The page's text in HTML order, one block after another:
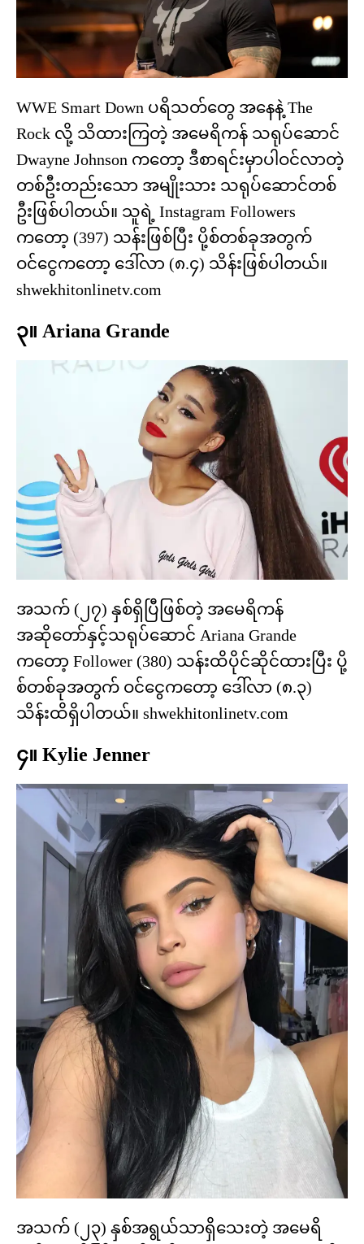
WWE Smart Down ပရိသတ်တွေ အနေနဲ့ The
Rock လို့ သိထားကြတဲ့ အမေရိကန် သရုပ်ဆောင်
Dwayne Johnson ကတော့ ဒီစာရင်းမှာပါဝင်လာတဲ့
တစ်ဦးတည်းသော အမျိုးသား သရုပ်ဆောင်တစ်
ဦးဖြစ်ပါတယ်။ သူရဲ့ Instagram Followers
ကတော့ (397) သန်းဖြစ်ပြီး ပို့စ်တစ်ခုအတွက်
ဝင်ငွေကတော့ ဒေါ်လာ (၈.၄) သိန်းဖြစ်ပါတယ်။
shwekhitonlinetv.com
၃။ Ariana Grande
အသက် (၂၇) နှစ်ရှိပြီဖြစ်တဲ့ အမေရိကန်
အဆိုတော်နှင့်သရုပ်ဆောင် Ariana Grande
ကတော့ Follower (380) သန်းထိပိုင်ဆိုင်ထားပြီး ပို့
စ်တစ်ခုအတွက် ဝင်ငွေကတော့ ဒေါ်လာ (၈.၃)
သိန်းထိရှိပါတယ်။ shwekhitonlinetv.com
၄။ Kylie Jenner
အသက် (၂၃) နှစ်အရွယ်သာရှိသေးတဲ့ အမေရိ